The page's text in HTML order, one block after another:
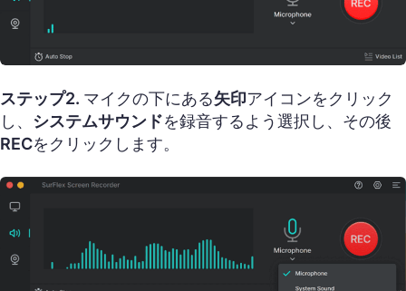
ステップ2. マイクの下にある矢印アイコンをクリック
し、 システムサウンドを録音するよう選択し、その後
RECをクリックします。